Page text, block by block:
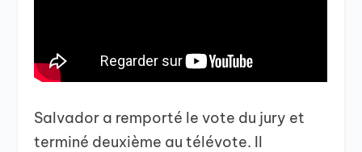
Salvador a remporté le vote du jury et
terminé deuxième au télévote. Il